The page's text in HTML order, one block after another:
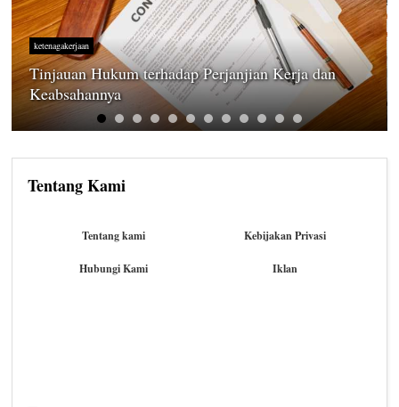
ketenagakerjaan
Tinjauan Hukum terhadap Perjanjian Kerja dan
Keabsahannya
Tentang Kami
Tentang kami Kebijakan Privasi
Hubungi Kami Iklan